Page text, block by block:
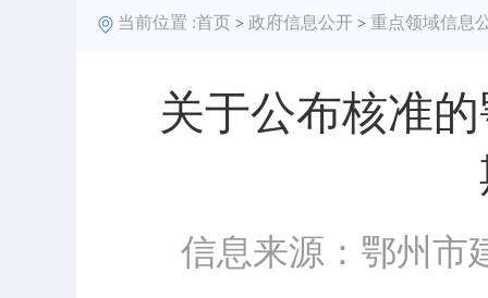
当前位置 :首页 > 政府信息公开 > 重点领域信息
关于公布核准
信息来源：鄂州市